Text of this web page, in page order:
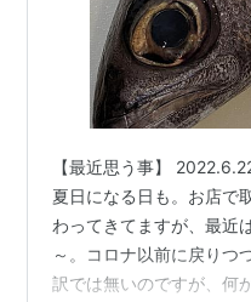
【最近思う事】
夏日になる日も。お店で
わってきてますが、最近
～。コロナ以前に戻りつ
訳では無いのですが、何